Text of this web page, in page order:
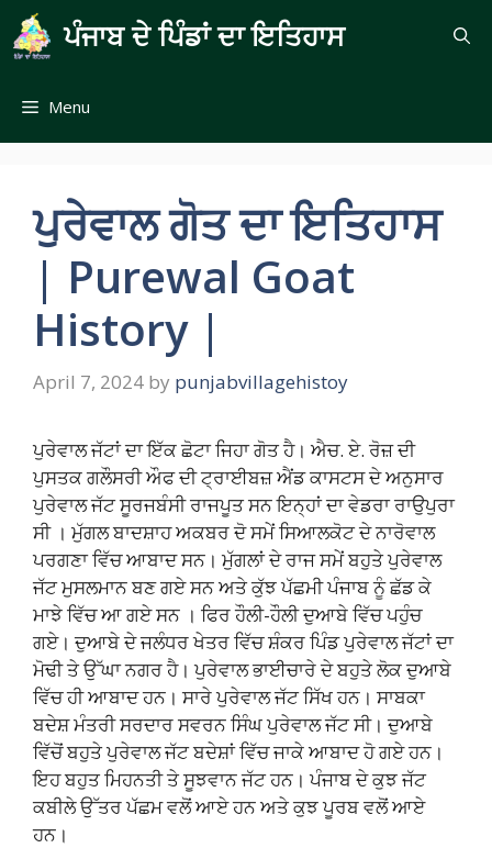
Skip
to
content
ਪੰਜਾਬ ਦੇ ਪਿੰਡਾਂ ਦਾ ਇਤਿਹਾਸ
Menu
ਪੁਰੇਵਾਲ ਗੋਤ ਦਾ ਇਤਿਹਾਸ
| Purewal Goat
History |
April 7, 2024 by punjabvillagehistoy
ਪੁਰੇਵਾਲ ਜੱਟਾਂ ਦਾ ਇੱਕ ਛੋਟਾ ਜਿਹਾ ਗੋਤ ਹੈ। ਐਚ. ਏ. ਰੋਜ਼ ਦੀ
ਪੁਸਤਕ ਗਲੌਸਰੀ ਔਫ ਦੀ ਟ੍ਰਾਈਬਜ਼ ਐਂਡ ਕਾਸਟਸ ਦੇ ਅਨੁਸਾਰ
ਪੁਰੇਵਾਲ ਜੱਟ ਸੂਰਜਬੰਸੀ ਰਾਜਪੂਤ ਸਨ ਇਨ੍ਹਾਂ ਦਾ ਵੇਡਰਾ ਰਾਉਪੁਰਾ
ਸੀ । ਮੁੱਗਲ ਬਾਦਸ਼ਾਹ ਅਕਬਰ ਦੋ ਸਮੇਂ ਸਿਆਲਕੋਟ ਦੇ ਨਾਰੋਵਾਲ
ਪਰਗਣਾ ਵਿੱਚ ਆਬਾਦ ਸਨ। ਮੁੱਗਲਾਂ ਦੇ ਰਾਜ ਸਮੇਂ ਬਹੁਤੇ ਪੁਰੇਵਾਲ
ਜੱਟ ਮੁਸਲਮਾਨ ਬਣ ਗਏ ਸਨ ਅਤੇ ਕੁੱਝ ਪੱਛਮੀ ਪੰਜਾਬ ਨੂੰ ਛੱਡ ਕੇ
ਮਾਝੇ ਵਿੱਚ ਆ ਗਏ ਸਨ । ਫਿਰ ਹੌਲੀ-ਹੌਲੀ ਦੁਆਬੇ ਵਿੱਚ ਪਹੁੰਚ
ਗਏ। ਦੁਆਬੇ ਦੇ ਜਲੰਧਰ ਖੇਤਰ ਵਿੱਚ ਸ਼ੰਕਰ ਪਿੰਡ ਪੁਰੇਵਾਲ ਜੱਟਾਂ ਦਾ
ਮੋਢੀ ਤੇ ਉੱਘਾ ਨਗਰ ਹੈ। ਪੁਰੇਵਾਲ ਭਾਈਚਾਰੇ ਦੇ ਬਹੁਤੇ ਲੋਕ ਦੁਆਬੇ
ਵਿੱਚ ਹੀ ਆਬਾਦ ਹਨ। ਸਾਰੇ ਪੁਰੇਵਾਲ ਜੱਟ ਸਿੱਖ ਹਨ। ਸਾਬਕਾ
ਬਦੇਸ਼ ਮੰਤਰੀ ਸਰਦਾਰ ਸਵਰਨ ਸਿੰਘ ਪੁਰੇਵਾਲ ਜੱਟ ਸੀ। ਦੁਆਬੇ
ਵਿੱਚੋਂ ਬਹੁਤੇ ਪੁਰੇਵਾਲ ਜੱਟ ਬਦੇਸ਼ਾਂ ਵਿੱਚ ਜਾਕੇ ਆਬਾਦ ਹੋ ਗਏ ਹਨ।
ਇਹ ਬਹੁਤ ਮਿਹਨਤੀ ਤੇ ਸੂਝਵਾਨ ਜੱਟ ਹਨ। ਪੰਜਾਬ ਦੇ ਕੁਝ ਜੱਟ
ਕਬੀਲੇ ਉੱਤਰ ਪੱਛਮ ਵਲੋਂ ਆਏ ਹਨ ਅਤੇ ਕੁਝ ਪੂਰਬ ਵਲੋਂ ਆਏ
ਹਨ।